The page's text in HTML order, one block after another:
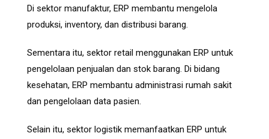
Di sektor manufaktur, ERP membantu mengelola
produksi, inventory, dan distribusi barang.
Sementara itu, sektor retail menggunakan ERP untuk
pengelolaan penjualan dan stok barang. Di bidang
kesehatan, ERP membantu administrasi rumah sakit
dan pengelolaan data pasien.
Selain itu, sektor logistik memanfaatkan ERP untuk